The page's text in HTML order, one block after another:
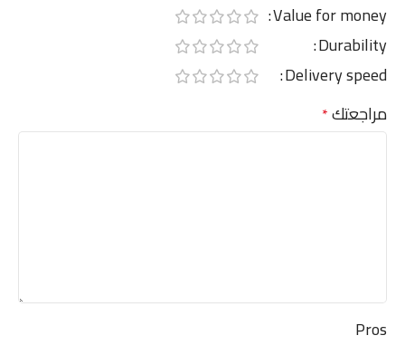
Value for money
Durability
Delivery speed
مراجعتك*
Pros